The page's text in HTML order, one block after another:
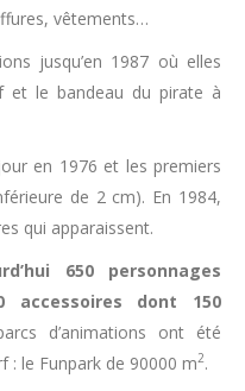
vêtements…
jusqu’en 1987 où elles
et le bandeau du pirate à
en 1976 et les premiers
de 2 cm). En 1984,
qui apparaissent.
650 personnages
dont 150
d’animations ont été
: le Funpark de 90000 m2.